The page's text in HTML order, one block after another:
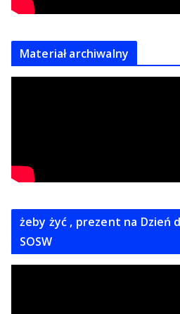
Materiał archiwalny
żeby żyć , prezent na Dzień
SOSW